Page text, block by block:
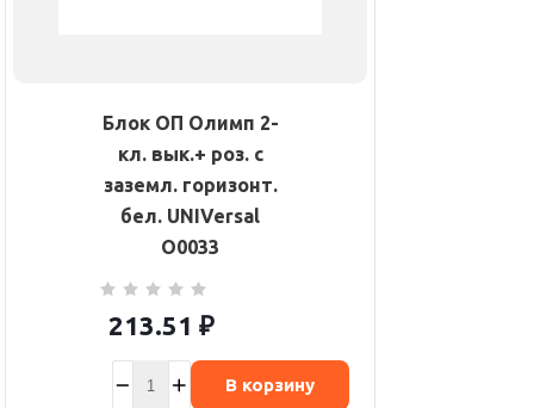
Блок ОП Олимп 2-
кл. вык.+ роз. с
заземл. горизонт.
бел. UNIVersal
О0033
213.51 ₽
В корзину